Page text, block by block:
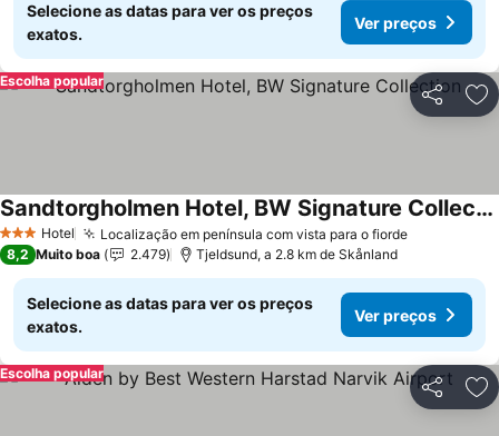
Selecione as datas para ver os preços
exatos.
Ver preços
Partilhar
Escolha popular
3 EstrelasHotel Localização em península com vista para o fiorde
Sandtorgholmen Hotel, BW Signature Collection
8,2 Muito boa 2.479 Tjeldsund, a 2.8 km de Skånland
Selecione as datas para ver os preços
exatos.
Ver preços
Partilhar
Escolha popular